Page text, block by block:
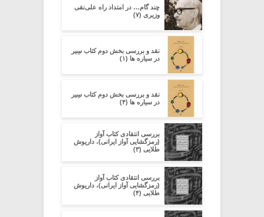
چند گام… در امتداد راه علی‌نقی
وزیری (۷)
نقد و بررسی بخش دوم کتاب سِیر
در سیاره ­ها (۱)
نقد و بررسی بخش دوم کتاب سِیر
در سیاره ­ها (۴)
بررسی انتقادی کتاب آواز
(رمزگشایی آواز ایرانی)، داریوش
طلایی (۳)
بررسی انتقادی کتاب آواز
(رمزگشایی آواز ایرانی)، داریوش
طلایی (۴)